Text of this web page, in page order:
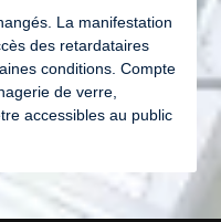
La manifestation
des retardataires
conditions. Compte
de verre,
accessibles au public